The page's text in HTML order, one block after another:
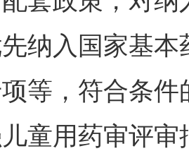
纳入国家基
等，符合条
童用药审评